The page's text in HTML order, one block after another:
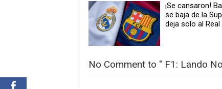
¡Se cansaron!
se baja de la
deja solo al Real
No Comment to " F1: Lando